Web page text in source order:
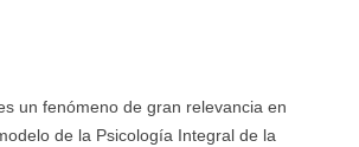
un fenómeno de gran relevancia en
de la Psicología Integral de la